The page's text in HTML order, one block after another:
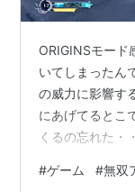
ORIGINSモード
いてしまったん
の威力に影響す
にあげてるとこ
くるの忘れた・
えば、紫鸞の軍
#ゲーム #無双